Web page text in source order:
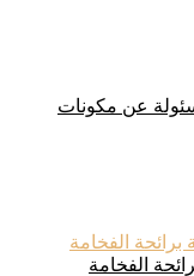
عن مكونات
الفخامة